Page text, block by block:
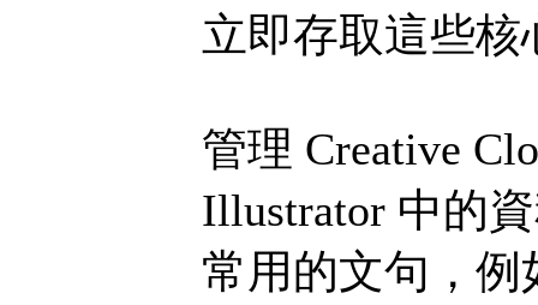
立即存取這些核
管理 Creative
Illustrator 中的
常用的文句，